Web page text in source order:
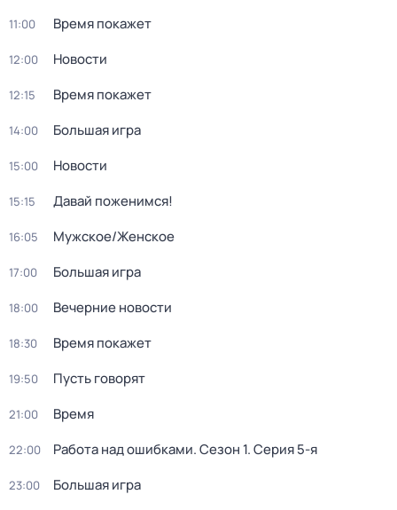
11:00 Время покажет
12:00 Новости
12:15 Время покажет
14:00 Большая игра
15:00 Новости
15:15 Давай поженимся!
16:05 Мужское/Женское
17:00 Большая игра
18:00 Вечерние новости
18:30 Время покажет
19:50 Пусть говорят
21:00 Время
22:00 Работа над ошибками. Сезон 1. Серия 5-я
23:00 Большая игра